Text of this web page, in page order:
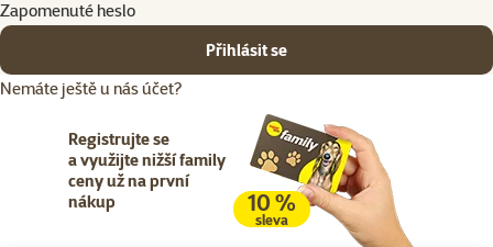
Zapomenuté heslo
Přihlásit se
Nemáte ještě u nás účet?
Registrujte se
a využijte nižší family
ceny už na první
nákup
10 %
sleva